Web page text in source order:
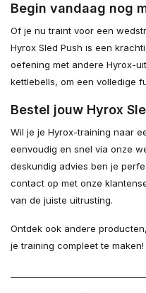
Begin vandaag nog
Of je nu traint voor een
Hyrox Sled Push is een
oefening met andere Hyrox-
kettlebells, om een volledige
Bestel jouw Hyrox
Wil je je Hyrox-training naar
eenvoudig en snel via onze
deskundig advies ben je
contact op met onze
van de juiste uitrusting.
Ontdek ook andere
je training compleet te maken!